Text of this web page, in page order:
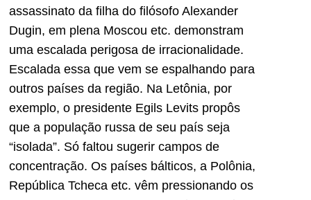
assassinato da filha do filósofo Alexander
Dugin, em plena Moscou etc. demonstram
uma escalada perigosa de irracionalidade.
Escalada essa que vem se espalhando para
outros países da região. Na Letônia, por
exemplo, o presidente Egils Levits propôs
que a população russa de seu país seja
“isolada”. Só faltou sugerir campos de
concentração. Os países bálticos, a Polônia,
República Tcheca etc. vêm pressionando os